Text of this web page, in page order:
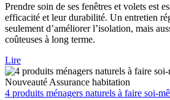
Prendre soin de ses fenêtres et volets est
efficacité et leur durabilité. Un entretien
seulement d’améliorer l’isolation, mais
coûteuses à long terme.
Lire
Nouveauté Assurance habitation
4 produits ménagers naturels à faire soi-